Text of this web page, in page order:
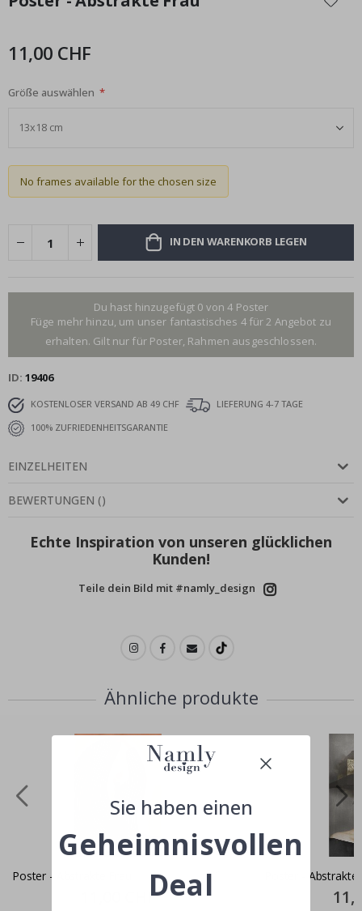
der
11,00 CHF
Größe auswählen
No frames available for the chosen size
IN DEN WARENKORB LEGEN
Du hast hinzugefügt 0 von 4 Poster
Füge mehr hinzu, um unser fantastisches 4 für 2 Angebot zu
erhalten. Gilt nur für Poster, Rahmen ausgeschlossen.
ID 19406
KOSTENLOSER VERSAND AB 49 CHF
LIEFERUNG 4-7 TAGE
100% ZUFRIEDENHEITSGARANTIE
EINZELHEITEN
BEWERTUNGEN ()
Echte Inspiration von unseren glücklichen
Kunden!
Teile dein Bild mit #namly_design
Ähnliche produkte
Poster - Abstrakte Frau
11,00 CHF
Poster - Abstrakte
Price
Sie haben einen
Geheimnisvollen
Deal